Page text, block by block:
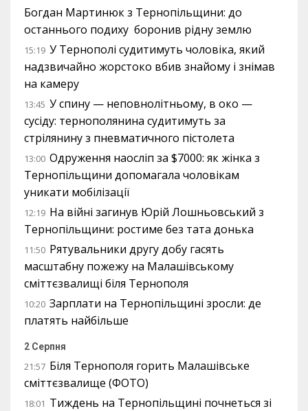
Богдан Мартинюк з Тернопільщини: до
останнього подиху боронив рідну землю
15:19 У Тернополі судитимуть чоловіка, який
надзвичайно жорстоко вбив знайому і знімав
на камеру
13:45 У спину — неповнолітньому, в око —
сусіду: тернополянина судитимуть за
стрілянину з пневматичного пістолета
13:00 Одруження наосліп за $7000: як жінка з
Тернопільщини допомагала чоловікам
уникати мобілізації
12:19 На війні загинув Юрій Лошньовський з
Тернопільщини: ростиме без тата донька
11:50 Рятувальники другу добу гасять
масштабну пожежу на Малашівському
сміттєзвалищі біля Тернополя
10:20 Зарплати на Тернопільщині зросли: де
платять найбільше
2 Серпня
21:57 Біля Тернополя горить Малашівське
сміттєзвалище (ФОТО)
18:01 Тиждень на Тернопільщині почнеться зі